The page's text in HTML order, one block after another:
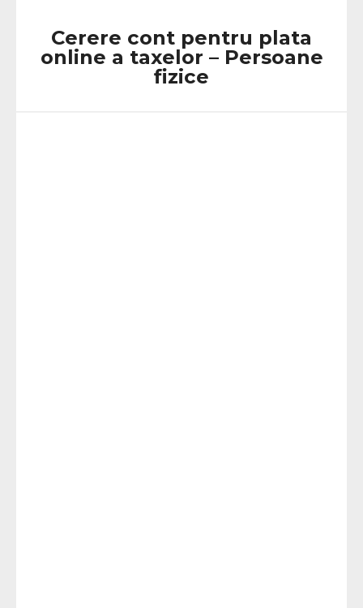
Cerere cont pentru plata
online a taxelor – Persoane
fizice